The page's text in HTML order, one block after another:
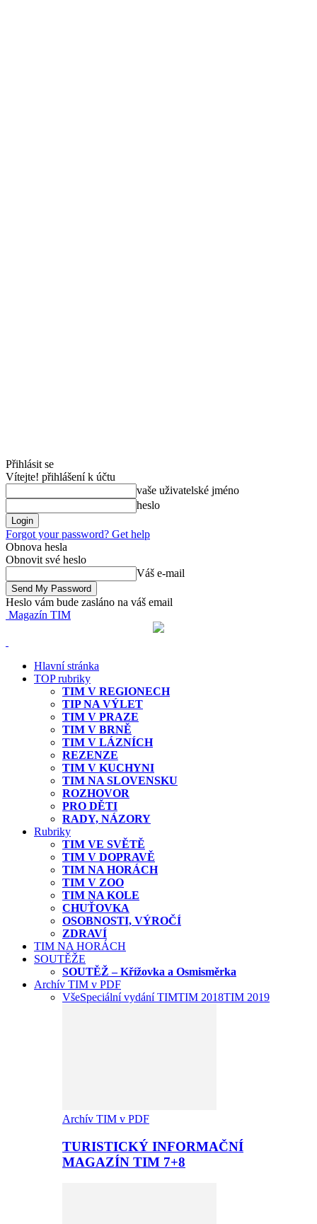
Přihlásit se
Vítejte! přihlášení k účtu
vaše uživatelské jméno
heslo
Forgot your password? Get help
Obnova hesla
Obnovit své heslo
Váš e-mail
Heslo vám bude zasláno na váš email
Magazín TIM
Hlavní stránka
TOP rubriky
TIM V REGIONECH
TIP NA VÝLET
TIM V PRAZE
TIM V BRNĚ
TIM V LÁZNÍCH
REZENZE
TIM V KUCHYNI
TIM NA SLOVENSKU
ROZHOVOR
PRO DĚTI
RADY, NÁZORY
Rubriky
TIM VE SVĚTĚ
TIM V DOPRAVĚ
TIM NA HORÁCH
TIM V ZOO
TIM NA KOLE
CHUŤOVKA
OSOBNOSTI, VÝROČÍ
ZDRAVÍ
TIM NA HORÁCH
SOUTĚŽE
SOUTĚŽ – Křížovka a Osmisměrka
Archív TIM v PDF
VšeSpeciální vydání TIMTIM 2018TIM 2019
Archív TIM v PDF
TURISTICKÝ INFORMAČNÍ
MAGAZÍN TIM 7+8